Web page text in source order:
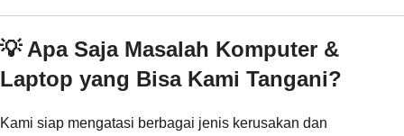
💡 Apa Saja Masalah Komputer &
Laptop yang Bisa Kami Tangani?
Kami siap mengatasi berbagai jenis kerusakan dan